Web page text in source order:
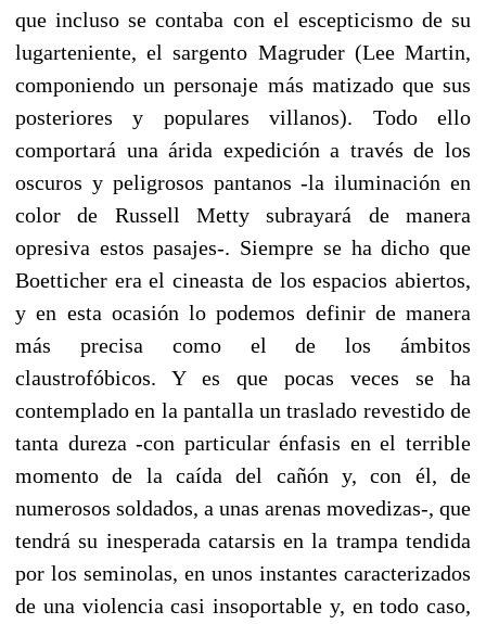
que incluso se contaba con el escepticismo de su
lugarteniente, el sargento Magruder (Lee Martin,
componiendo un personaje más matizado que sus
posteriores y populares villanos). Todo ello
comportará una árida expedición a través de los
oscuros y peligrosos pantanos -la iluminación en
color de Russell Metty subrayará de manera
opresiva estos pasajes-. Siempre se ha dicho que
Boetticher era el cineasta de los espacios abiertos,
y en esta ocasión lo podemos definir de manera
más precisa como el de los ámbitos
claustrofóbicos. Y es que pocas veces se ha
contemplado en la pantalla un traslado revestido de
tanta dureza -con particular énfasis en el terrible
momento de la caída del cañón y, con él, de
numerosos soldados, a unas arenas movedizas-, que
tendrá su inesperada catarsis en la trampa tendida
por los seminolas, en unos instantes caracterizados
de una violencia casi insoportable y, en todo caso,